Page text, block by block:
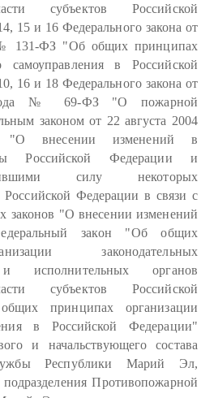
субъектов Российской
15 и 16 Федерального закона от
131-ФЗ "Об общих принципах
самоуправления в Российской
16 и 18 Федерального закона от
№ 69-ФЗ "О пожарной
законом от 22 августа 2004
внесении изменений в
Российской Федерации и
силу некоторых
Российской Федерации в связи с
законов "О внесении изменений
закон "Об общих
законодательных
и исполнительных органов
субъектов Российской
принципах организации
в Российской Федерации"
и начальствующего состава
Республики Марий Эл,
Противопожарной